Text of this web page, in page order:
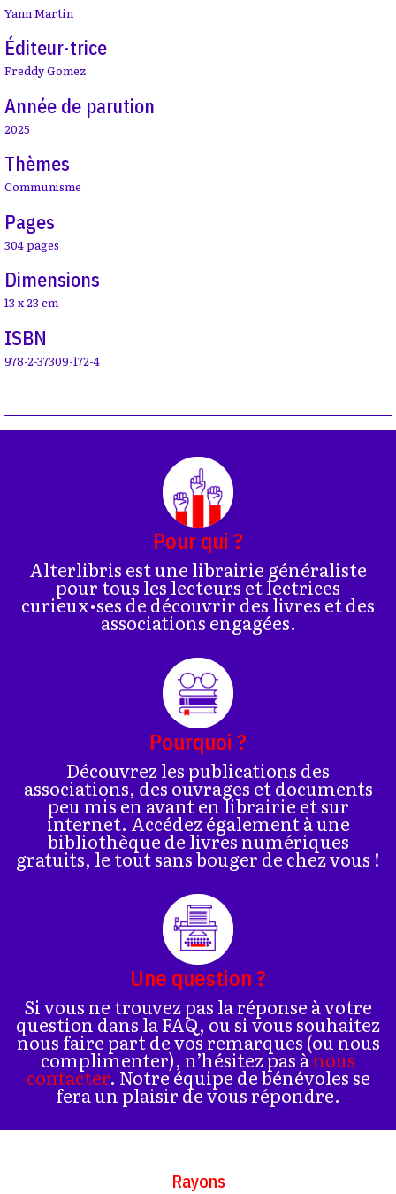
Yann Martin
Éditeur·trice
Freddy Gomez
Année de parution
2025
Thèmes
Communisme
Pages
304 pages
Dimensions
13 x 23 cm
ISBN
978-2-37309-172-4
Pour qui ?
Alterlibris est une librairie généraliste
pour tous les lecteurs et lectrices
curieux•ses de découvrir des livres et des
associations engagées.
Pourquoi ?
Découvrez les publications des
associations, des ouvrages et documents
peu mis en avant en librairie et sur
internet. Accédez également à une
bibliothèque de livres numériques
gratuits, le tout sans bouger de chez vous !
Une question ?
Si vous ne trouvez pas la réponse à votre
question dans la FAQ, ou si vous souhaitez
nous faire part de vos remarques (ou nous
complimenter), n’hésitez pas ànous
contacter. Notre équipe de bénévoles se
fera un plaisir de vous répondre.
Rayons